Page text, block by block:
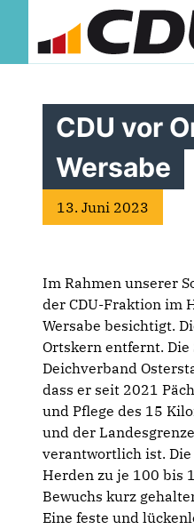
CDU vor
Wersabe
13. Juni 2023
Im Rahmen unserer
der CDU-Fraktion im
Wersabe besichtigt.
Ortskern entfernt. Die
Deichverband
dass er seit 2021
und Pflege des 15
und der
verantwortlich ist. Die
Herden zu je 100 bis
Bewuchs kurz
Eine feste und